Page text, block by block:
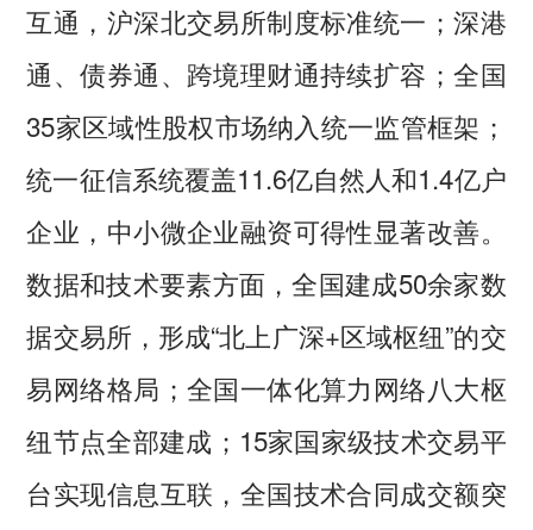
互通，沪深北交易所制度标准统一；深港
通、债券通、跨境理财通持续扩容；全国
35家区域性股权市场纳入统一监管框架；
统一征信系统覆盖11.6亿自然人和1.4亿户
企业，中小微企业融资可得性显著改善。
数据和技术要素方面，全国建成50余家数
据交易所，形成“北上广深+区域枢纽”的交
易网络格局；全国一体化算力网络八大枢
纽节点全部建成；15家国家级技术交易平
台实现信息互联，全国技术合同成交额突